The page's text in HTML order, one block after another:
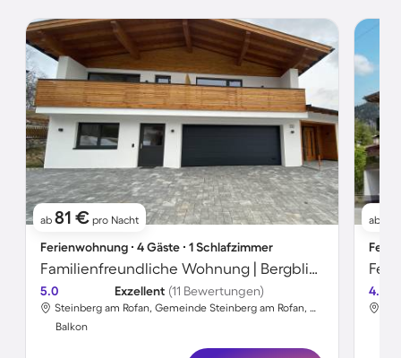
ab 81 € pro Nacht
Ferienwohnung ∙ 4 Gäste ∙ 1 Schlafzimmer
Familienfreundliche Wohnung | Bergblick
5.0 Exzellent (11 Bewertungen)
Steinberg am Rofan, Gemeinde Steinberg am Rofan, Österreich
Balkon
ab
4.6